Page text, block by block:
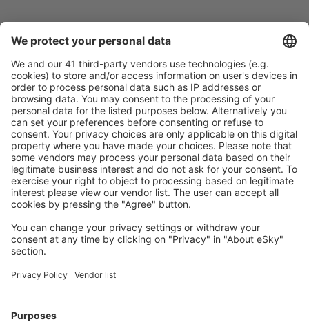
Rychlé a snadné vyhledávání
Nabídka dle vašich očekávání.
Pečlivé plánování
Bezproblémová rezervace s možností bezplatného
zrušení.
S námi ušetříte
Atraktivní ceny a speciální nabídky pro přihlášené
uživatele.
Ubytování dle vašeho gusta
apartmánů, chat a dalších.